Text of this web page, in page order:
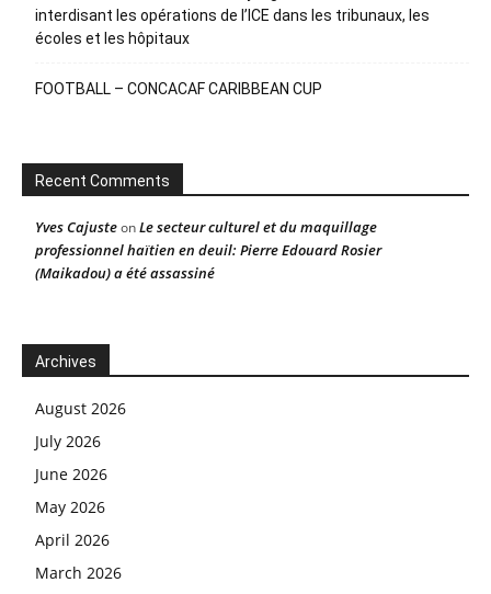
interdisant les opérations de l’ICE dans les tribunaux, les
écoles et les hôpitaux
FOOTBALL – CONCACAF CARIBBEAN CUP
Recent Comments
Yves CajusteonLe secteur culturel et du maquillage
professionnel haïtien en deuil: Pierre Edouard Rosier
(Maikadou) a été assassiné
Archives
August 2026
July 2026
June 2026
May 2026
April 2026
March 2026